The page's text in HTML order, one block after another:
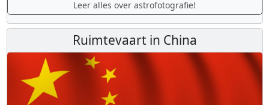
Leer alles over astrofotografie!
Ruimtevaart in China